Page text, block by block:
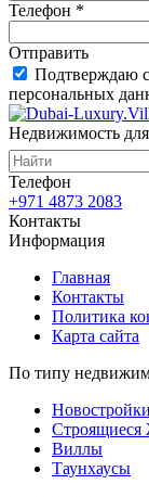
Телефон *
Отправить
Подтверждаю
персональных
Недвижимость
Телефон
+971 4873 2083
Контакты
Информация
Главная
Контакты
Политика
Карта сайта
По типу
Новостройки
Виллы
Таунхаусы